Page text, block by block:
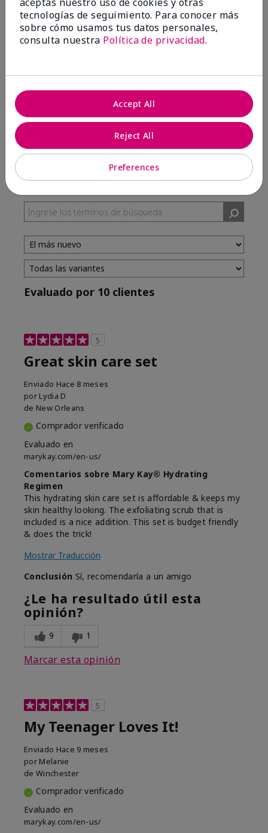
100%
Evaluado por 10 clientes
5
Great skin care set
Enviado Hace 8 meses
por Lydia D
de New Orleans
Comprador verificado
Evaluado en
marykay.com/en-us/
Comentarios sobre Mary Kay® Hydrating
Regimen
This hydrating skin care set is affordable & keeps my
skin healthy looking. The exfoliating scrub that is
included is a nice addition. This set is budget friendly
& does the trick!
Mostrar Traducción
Conclusión Sí, recomendaría a un amigo
¿Le ha resultado útil esta
opinión?
9 1
Marcar esta opinión
5
My Teenager Loves It!
Enviado Hace 9 meses
por Melanie
de Winchester
Comprador verificado
Evaluado en
marykay.com/en-us/
tecnologías de seguimiento. Para conocer más
sobre cómo usamos tus datos personales,
consulta nuestra Política de privacidad.
Preferences
Reject All
Accept All